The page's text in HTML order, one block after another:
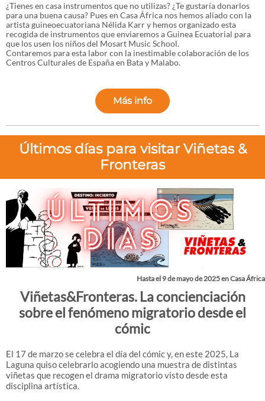
¿Tienes en casa instrumentos que no utilizas? ¿Te gustaría donarlos
para una buena causa? Pues en Casa África nos hemos aliado con la
artista guineoecuatoriana Nélida Karr y hemos organizado esta
recogida de instrumentos que enviaremos a Guinea Ecuatorial para
que los usen los niños del Mosart Music School.
Contaremos para esta labor con la inestimable colaboración de los
Centros Culturales de España en Bata y Malabo.
Más info
Últimos días para visitar Viñetas &
Fronteras
Hasta el 9 de mayo de 2025 en Casa África
Viñetas&Fronteras. La concienciación
sobre el fenómeno migratorio desde el
cómic
El 17 de marzo se celebra el día del cómic y, en este 2025, La
Laguna quiso celebrarlo acogiendo una muestra de distintas
viñetas que recogen el drama migratorio visto desde esta
disciplina artística.